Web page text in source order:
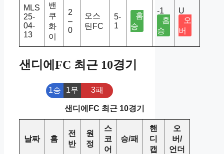
MLS
25-
04-
13
밴
쿠
화
이
2
–
0
오스
틴FC
5-
1
홈
승
-1
홈
승
U
오
버
샌디에FC 최근 10경기
1승 1무 3패
샌디에FC 최근 10경기
날짜 홈
전
반
원
정
스
코
어
승/패
핸
디
캡
오
버/
언더